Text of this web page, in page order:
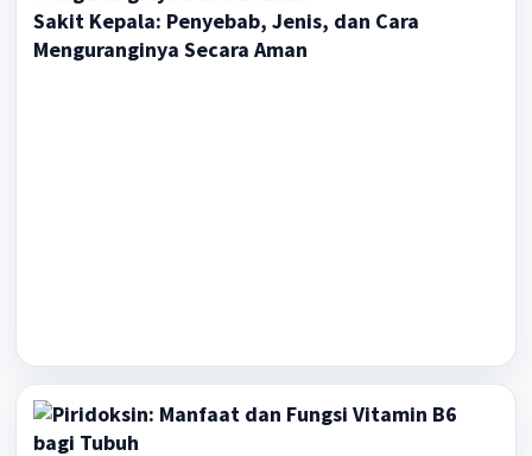
Sakit Kepala: Penyebab, Jenis, dan Cara
Menguranginya Secara Aman